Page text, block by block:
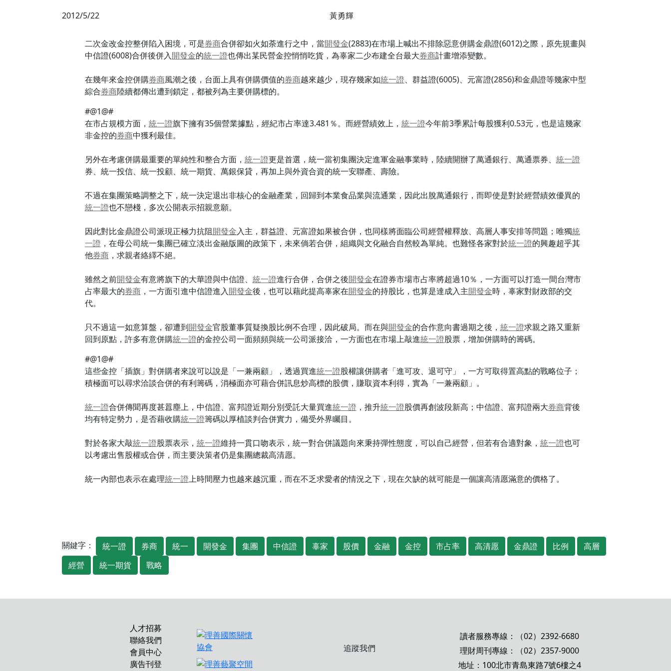
2012/5/22 黃勇輝
二次金改金控整併陷入困境，可是券商合併卻如火如荼進行之中，當開發金(2883)在市場上喊出不排除惡意併購金鼎證(6012)之際，原先規畫與
中信證(6008)合併後併入開發金的統一證也傳出某民營金控悄悄吃貨，為辜家二少布建全台最大券商計畫增添變數。
在幾年來金控併購券商風潮之後，台面上具有併購價值的券商越來越少，現存幾家如統一證、群益證(6005)、元富證(2856)和金鼎證等幾家中型
綜合券商陸續都傳出遭到鎖定，都被列為主要併購標的。
#@1@#
在市占規模方面， 統一證旗下擁有35個營業據點，經紀市占率達3.481％。而經營績效上， 統一證今年前3季累計每股獲利0.53元，也是這幾家
非金控的券商中獲利最佳。
另外在考慮併購最重要的單純性和整合方面， 統一證更是首選，統一當初集團決定進軍金融事業時，陸續開辦了萬通銀行、萬通票券、 統一證
券、統一投信、統一投顧、統一期貨、萬銀保貸，再加上與外資合資的統一安聯產、壽險。
不過在集團策略調整之下，統一決定退出非核心的金融產業，回歸到本業食品業與流通業，因此出脫萬通銀行，而即使是對於經營績效優異的
統一證也不戀棧，多次公開表示招親意願。
因此對比金鼎證公司派現正極力抗阻開發金入主，群益證、元富證如果被合併，也同樣將面臨公司經營權釋放、高層人事安排等問題；唯獨統
一證 ，在母公司統一集團已確立淡出金融版圖的政策下，未來倘若合併，組織與文化融合自然較為單純。也難怪各家對於統一證的興趣超乎其
他券商，求親者絡繹不絕。
雖然之前開發金有意將旗下的大華證與中信證、 統一證進行合併，合併之後開發金在證券市場市占率將超過10％，一方面可以打造一間台灣市
占率最大的券商，一方面引進中信證進入開發金後，也可以藉此提高辜家在開發金的持股比，也算是達成入主開發金時，辜家對財政部的交
代。
只不過這一如意算盤，卻遭到開發金官股董事質疑換股比例不合理，因此破局。而在與開發金的合作意向書過期之後， 統一證求親之路又重新
回到原點，許多有意併購統一證的金控公司一面頻頻與統一公司派接洽，一方面也在市場上敲進統一證股票，增加併購時的籌碼。
#@1@#
這些金控「插旗」對併購者來說可以說是「一兼兩顧」，透過買進統一證股權讓併購者「進可攻、退可守」，一方可取得置高點的戰略位子；
積極面可以尋求洽談合併的有利籌碼，消極面亦可藉合併訊息炒高標的股價，賺取資本利得，實為「一兼兩顧」。
統一證合併傳聞再度甚囂塵上，中信證、富邦證近期分別受託大量買進統一證 ，推升統一證股價再創波段新高；中信證、富邦證兩大券商背後
均有特定勢力，是否藉收購統一證籌碼以厚植談判合併實力，備受外界矚目。
對於各家大敲統一證股票表示， 統一證維持一貫口吻表示，統一對合併議題向來秉持彈性態度，可以自己經營，但若有合適對象， 統一證也可
以考慮出售股權或合併，而主要決策者仍是集團總裁高清愿。
統一內部也表示在處理統一證上時間壓力也越來越沉重，而在不乏求愛者的情況之下，現在欠缺的就可能是一個讓高清愿滿意的價格了。
關鍵字： 統一證 券商 統一 開發金 集團 中信證 辜家 股價 金融 金控 市占率 高清愿 金鼎證 比例
高層
經營
統一期貨 戰略
人才招募
聯絡我們
會員中心
廣告刊登
追蹤我們
讀者服務專線：（02）2392-6680
理財周刊專線：（02）2357-9000
地址：100北市青島東路7號6樓之4